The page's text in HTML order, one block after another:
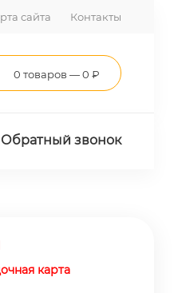
сайта Контакты
0 товаров — 0 ₽
Обратный звонок
карта